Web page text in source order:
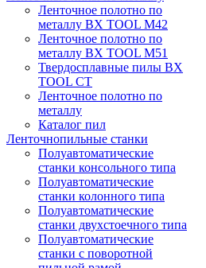
Ленточное полотно по
металлу BX TOOL M42
Ленточное полотно по
металлу BX TOOL M51
Твердосплавные пилы BX
TOOL CT
Ленточное полотно по
металлу
Каталог пил
Ленточнопильные станки
Полуавтоматические
станки консольного типа
Полуавтоматические
станки колонного типа
Полуавтоматические
станки двухстоечного типа
Полуавтоматические
станки с поворотной